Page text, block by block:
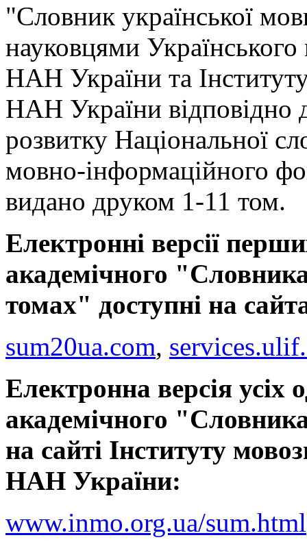
"Словник української
науковцями
НАН України та
НАН України відповідно
розвитку Національної
мовно-інформаційного
видано друком 1-11 том.
Електронні версії
академічного
томах" доступні на
sum20ua.com,
Електронна версія усіх
академічного
на сайті Інституту
НАН України:
www.inmo.org.ua/sum.html